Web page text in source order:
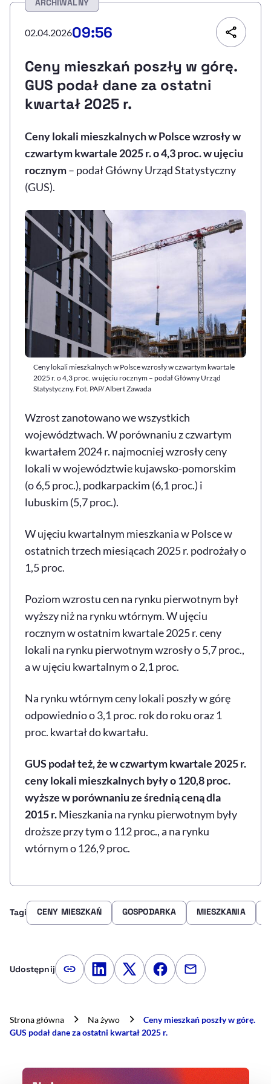
Sprawdź, jak i dlaczego zwiększamy dostępność , otwiera się w nowym
Deklaracja dostępności, otwiera się w nowym oknie
Zgłoś problem
, otwiera się w
ARCHIWALNY
02.04.202609:56
Ceny mieszkań poszły w górę.
GUS podał dane za ostatni
kwartał 2025 r.
Ceny lokali mieszkalnych w Polsce wzrosły w
czwartym kwartale 2025 r. o 4,3 proc. w ujęciu
rocznym– podał Główny Urząd Statystyczny
(GUS).
Ceny lokali mieszkalnych w Polsce wzrosły w czwartym kwartale
2025 r. o 4,3 proc. w ujęciu rocznym – podał Główny Urząd
Statystyczny. Fot. PAP/ Albert Zawada
Wzrost zanotowano we wszystkich
województwach. W porównaniu z czwartym
kwartałem 2024 r. najmocniej wzrosły ceny
lokali w województwie kujawsko-pomorskim
(o 6,5 proc.), podkarpackim (6,1 proc.) i
lubuskim (5,7 proc.).
W ujęciu kwartalnym mieszkania w Polsce w
ostatnich trzech miesiącach 2025 r. podrożały o
1,5 proc.
Poziom wzrostu cen na rynku pierwotnym był
wyższy niż na rynku wtórnym. W ujęciu
rocznym w ostatnim kwartale 2025 r. ceny
lokali na rynku pierwotnym wzrosły o 5,7 proc.,
a w ujęciu kwartalnym o 2,1 proc.
Na rynku wtórnym ceny lokali poszły w górę
odpowiednio o 3,1 proc. rok do roku oraz 1
proc. kwartał do kwartału.
GUS podał też, że w czwartym kwartale 2025 r.
ceny lokali mieszkalnych były o 120,8 proc.
wyższe w porównaniu ze średnią ceną dla
2015 r.Mieszkania na rynku pierwotnym były
droższe przy tym o 112 proc., a na rynku
wtórnym o 126,9 proc.
Tagi CENY MIESZKAŃ GOSPODARKA MIESZKANIA
Udostępnij Kopiuj link artykułu
Udostępnij na LinkedIn
Udostępnij na Twitterze
Udostępnij na
Udostępnij
Strona główna Na żywo
Ceny mieszkań poszły w górę.
GUS podał dane za ostatni kwartał 2025 r.